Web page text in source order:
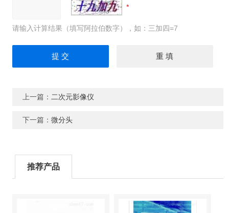
请输入计算结果（填写阿拉伯数字），如：三加四=7
上一篇： 二次元影像仪
下一篇： 微分头
推荐产品